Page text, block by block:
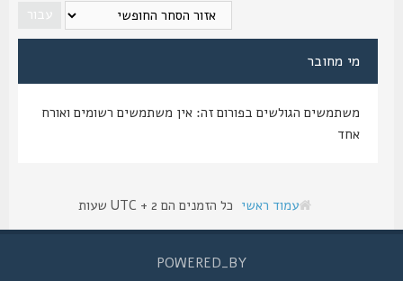
מי מחובר
משתמשים הגולשים בפורום זה: אין משתמשים רשומים ואורח
עמוד ראשי כל הזמנים הם UTC + 2 שעות
POWERED_BY